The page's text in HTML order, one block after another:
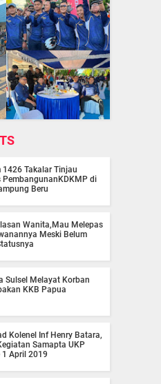
1426 Takalar Tinjau
PembangunanKDKMP di
Beru
Wanita,Mau Melepas
Meski Belum
Sulsel Melayat Korban
KKB Papua
Kolenel Inf Henry Batara,
Samapta UKP
1 April 2019